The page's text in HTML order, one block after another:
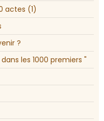
actes (1)
?
les 1000 premiers "